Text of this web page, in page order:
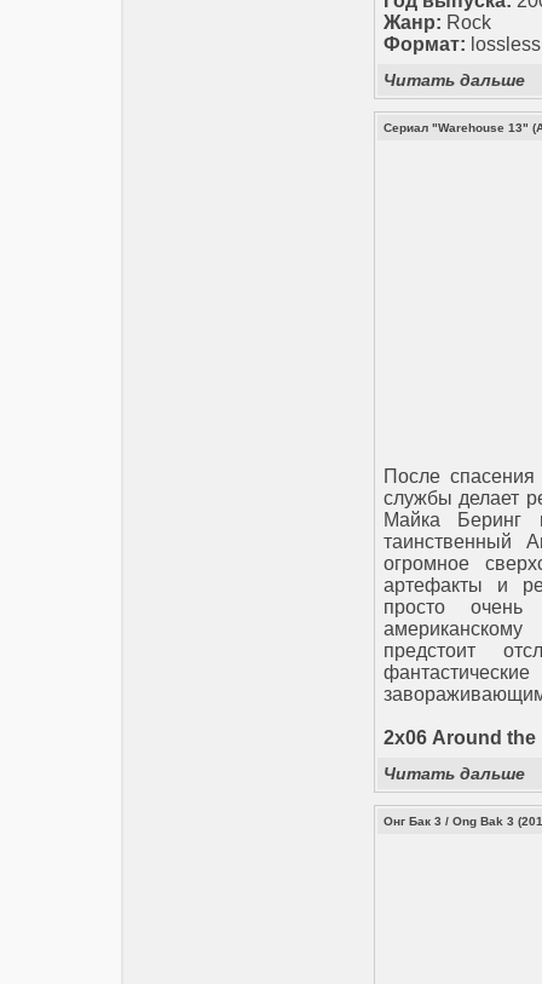
Жанр: Rock
Формат: lossless
Читать дальше
Сериал "Warehouse 13"
После
службы делает
Майка Беринг
таинственный
огромное
артефакты и
просто
предстоит
2х06 Around the
Читать дальше
Онг Бак 3 / Ong Bak 3